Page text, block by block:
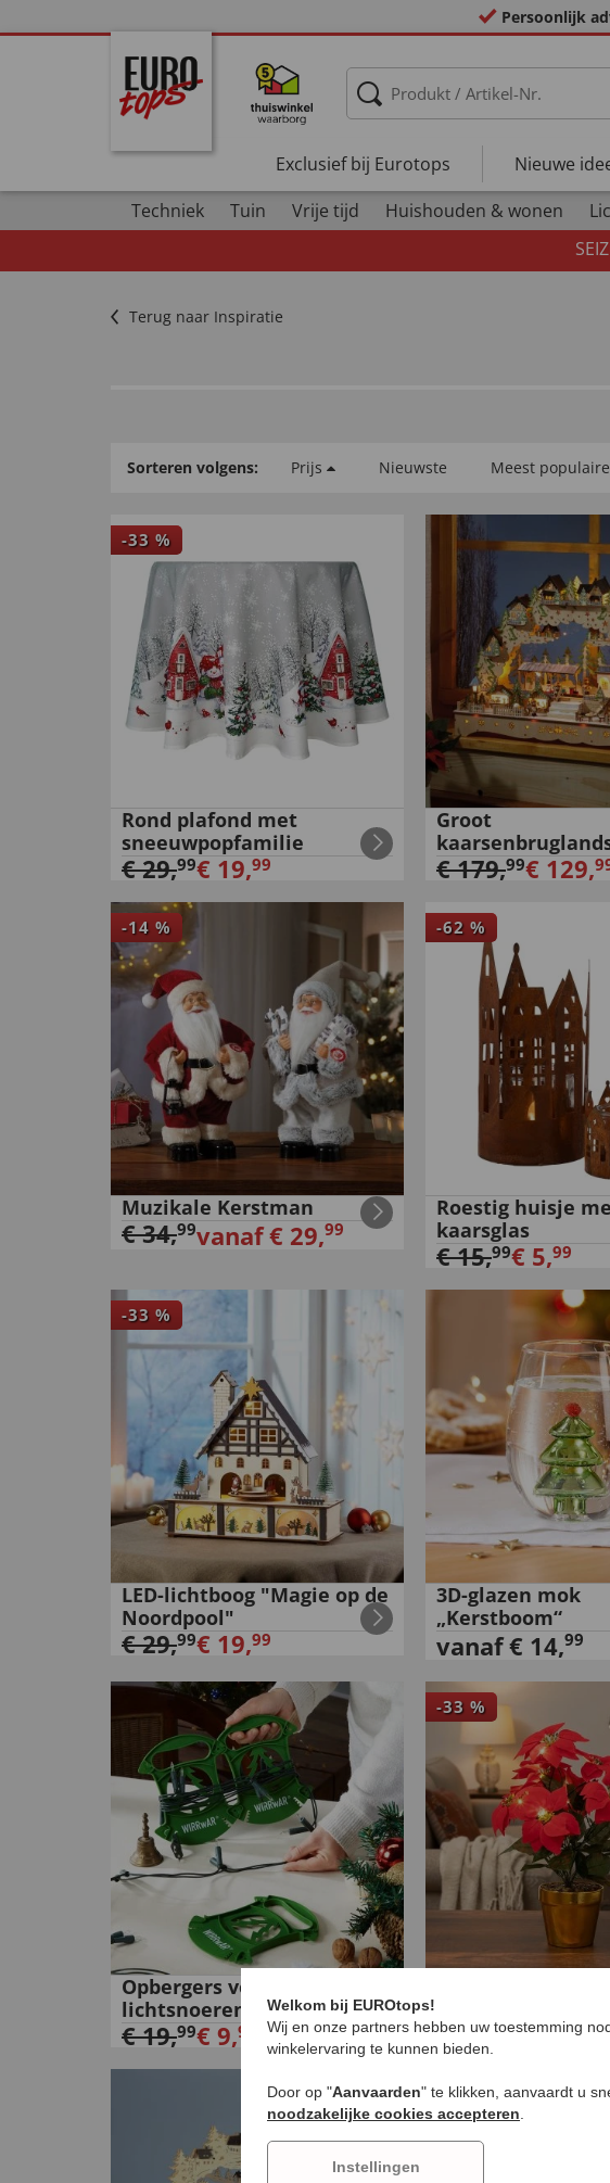
Persoonlijk
Exclusief bij Eurotops Nieuwe
Techniek
Tuin Vrije tijd Huishouden & wonen
Terug naar Inspiratie
Sorteren volgens: Prijs Nieuwste Meest populaire
-33 %
Rond plafond met
sneeuwpopfamilie
€29,99€ 19,99
Groot
€179,99€ 129,
-14 %
Muzikale Kerstman
€34,99vanaf€ 29,99
-62 %
Roestig huisje
kaarsglas
€15,99€ 5,99
-33 %
LED-lichtboog "Magie op de
Noordpool"
€29,99€ 19,99
3D-glazen mok
„Kerstboom“
vanaf€ 14,99
Opbergers voor
lichtsnoeren in een set van
3
€19,99€ 9,99
-33 %
€ ,
Welkom bij EUROtops!
Wij en onze partners hebben uw toestemming
winkelervaring te kunnen bieden.
Door op "Aanvaarden" te klikken, aanvaardt u
noodzakelijke cookies accepteren
Instellingen